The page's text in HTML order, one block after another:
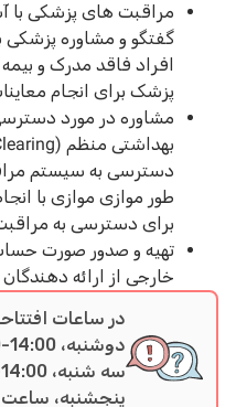
مراقبت های پزشکی با آستانه
گفتگو و مشاوره پزشکی برای
افراد فاقد مدرک و بیمه در
پزشک برای انجام معاینات
مشاوره در مورد دسترسی
بهداشتی منظم (Clearing)
طور موازی موازی با انجام
برای دسترسی به مراقبت
تهیه و صدور صورت حساب
خارجی از ارائه دهندگان
در ساعات افتتاحیه
دوشنبه، 14:00-16:30
سه شنبه، 14:00-16:30
پنجشنبه، ساعت 9:00-12:00